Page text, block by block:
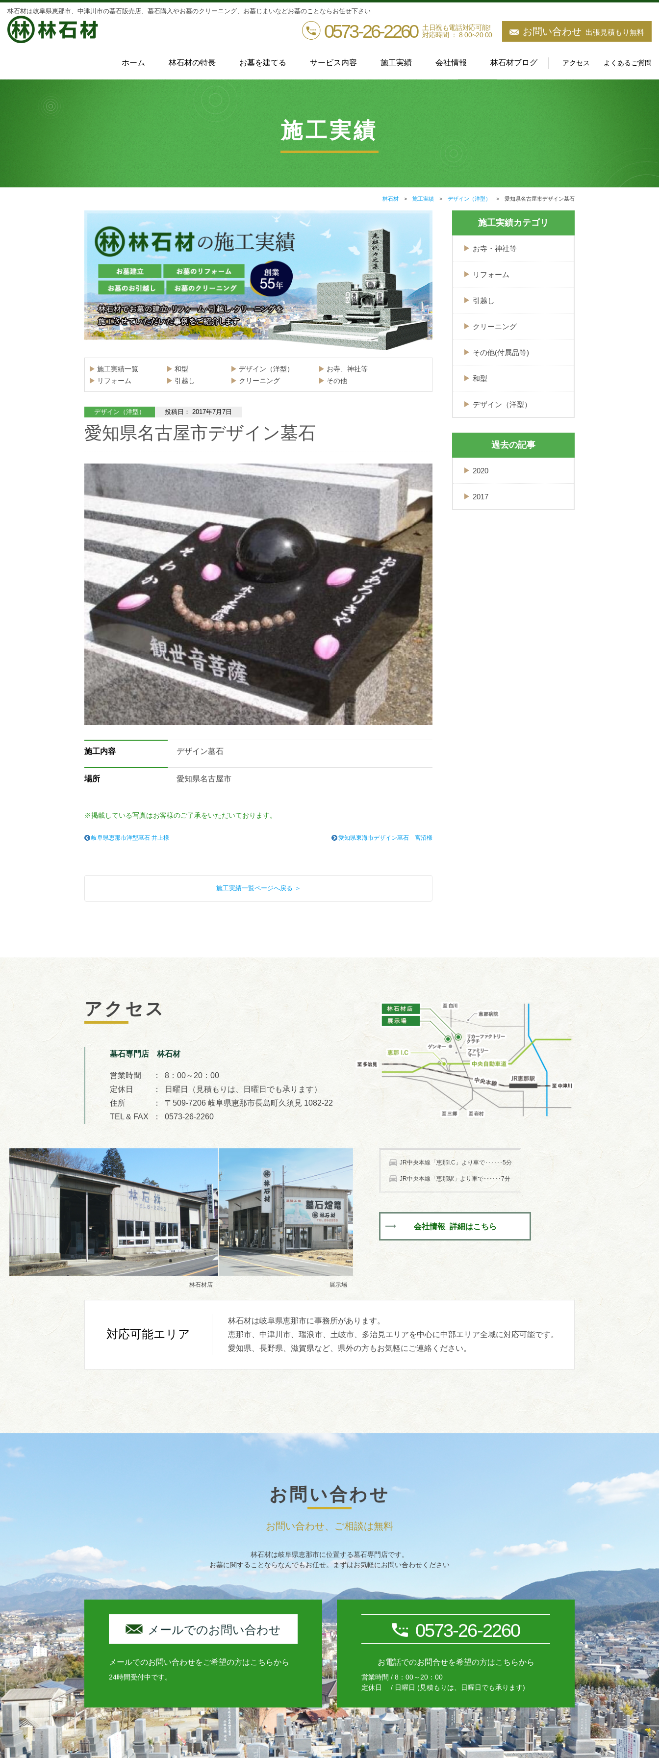
林石材は岐阜県恵那市、中津川市の墓石販売店、墓石購入やお墓のクリーニング、お墓じまいなどお墓のことならお任せ下さい
土日祝も電話対応可能!
対応時間 ： 8:00~20:00
0573-26-2260 お問い合わせ 出張見積もり無料
ホーム 林石材の特長 お墓を建てる サービス内容 施工実績 会社情報 林石材ブログ アクセス よくあるご質問
施工実績
林石材 施工実績 デザイン（洋型） 愛知県名古屋市デザイン墓石
施工実績一覧 和型 デザイン（洋型）
お寺、神社等
リフォーム
引越し クリーニング その他
デザイン（洋型） 投稿日： 2017年7月7日
愛知県名古屋市デザイン墓石
施工内容 デザイン墓石
場所 愛知県名古屋市
※掲載している写真はお客様のご了承をいただいております。
岐阜県恵那市洋型墓石 井上様 愛知県東海市デザイン墓石 宮沼様
施工実績一覧ページへ戻る ＞
施工実績カテゴリ
お寺・神社等
リフォーム
引越し
クリーニング
その他(付属品等)
和型
デザイン（洋型）
過去の記事
2020
2017
アクセス
墓石専門店 林石材
営業時間
8：00～20：00
定休日
日曜日（見積もりは、日曜日でも承ります）
住所
〒509-7206 岐阜県恵那市長島町久須見 1082-22
TEL & FAX
0573-26-2260
林石材店 展示場
JR中央本線「恵那I.C」より車で･･････5分
JR中央本線「恵那駅」より車で･･････7分
会社情報_詳細はこちら
対応可能エリア
林石材は岐阜県恵那市に事務所があります。
恵那市、中津川市、瑞浪市、土岐市、多治見エリアを中心に中部エリア全域に対応可能です。
愛知県、長野県、滋賀県など、県外の方もお気軽にご連絡ください。
お問い合わせ
お問い合わせ、ご相談は無料
林石材は岐阜県恵那市に位置する墓石専門店です。
お墓に関することならなんでもお任せ。まずはお気軽にお問い合わせください
メールでのお問い合わせ
メールでのお問い合わせをご希望の方はこちらから
24時間受付中です。
0573-26-2260
お電話でのお問合せを希望の方はこちらから
営業時間 / 8：00～20：00
定休日 / 日曜日 (見積もりは、日曜日でも承ります)